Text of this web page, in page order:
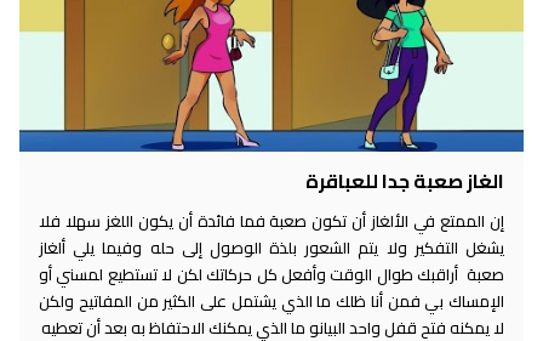
الغاز صعبة جدا للعباقرة
إن الممتع في الألغاز أن تكون صعبة فما فائدة أن يكون اللغز سهلا فلا
يشغل التفكير ولا يتم الشعور بلذة الوصول إلى حله وفيما يلي ألغاز
صعبة أراقبك طوال الوقت وأفعل كل حركاتك لكن لا تستطيع لمسني أو
الإمساك بي فمن أنا ظلك ما الذي يشتمل على الكثير من المفاتيح ولكن
لا يمكنه فتح قفل واحد البيانو ما الذي يمكنك الاحتفاظ به بعد أن تعطيه